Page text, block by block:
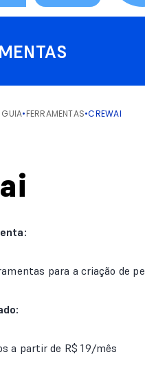
GUIA•FERRAMENTAS•CREWAI
para a criação de
a partir de R$ 19/mês